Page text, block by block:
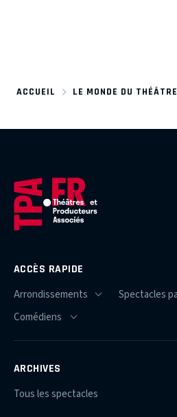
ACCUEIL LE MONDE DU THÉÂTRE
ACCÈS RAPIDE
ARCHIVES
Tous les spectacles